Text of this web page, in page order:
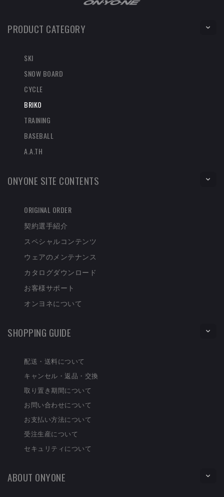
PRODUCT CATEGORY
SKI
SNOW BOARD
CYCLE
BRIKO
TRAINING
BASEBALL
A.A.TH
ONYONE SITE CONTENTS
ORIGINAL ORDER
契約選手紹介
スペシャルコンテンツ
ウェアのメンテナンス
カタログダウンロード
お客様サポート
オンヨネについて
SHOPPING GUIDE
配送・送料について
キャンセル・返品・交換
取り置き期間について
お問い合わせについて
お支払い方法について
受注生産について
セキュリティについて
ABOUT ONYONE